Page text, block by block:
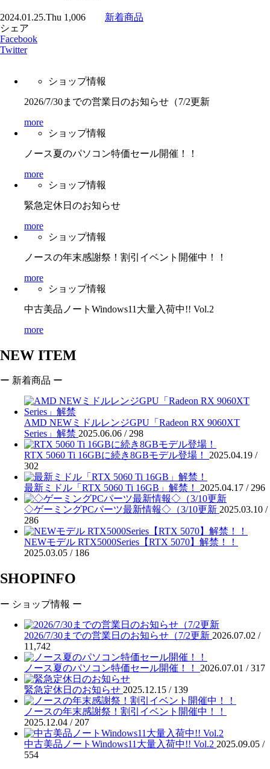
2024.01.25.Thu 1,006 新着商品
シェア
Facebook
Twitter
ショップ情報
2026/7/30までの営業日のお知らせ（7/2更新
more
ショップ情報
ノース夏のパソコン特価セール開催！！
more
ショップ情報
緊急定休日のお知らせ
more
ショップ情報
ノースの年末感謝祭！割引イベント開催中！！
more
ショップ情報
中古美品ノートWindows11大量入荷中!! Vol.2
more
NEW ITEM
ー 新着商品 ー
AMD NEWミドルレンジGPU「Radeon RX 9060XT
Series」解禁 2025.06.06 /298
RTX 5060 Ti 16GBに続き8GBモデル登場！ 2025.04.19 /
302
最新ミドル「RTX 5060 Ti 16GB」解禁！ 2025.04.17 /296
◇ゲーミングPCパーツ最新情報◇（3/10更新 2025.03.10 /
286
NEWモデル RTX5000Series【RTX 5070】解禁！！
2025.03.05 / 186
SHOPINFO
ー ショップ情報 ー
2026/7/30までの営業日のお知らせ（7/2更新 2026.07.02 /
11,742
ノース夏のパソコン特価セール開催！！ 2026.07.01 /317
緊急定休日のお知らせ 2025.12.15 / 139
ノースの年末感謝祭！割引イベント開催中！！
2025.12.04 / 207
中古美品ノートWindows11大量入荷中!! Vol.2 2025.09.05 /
554